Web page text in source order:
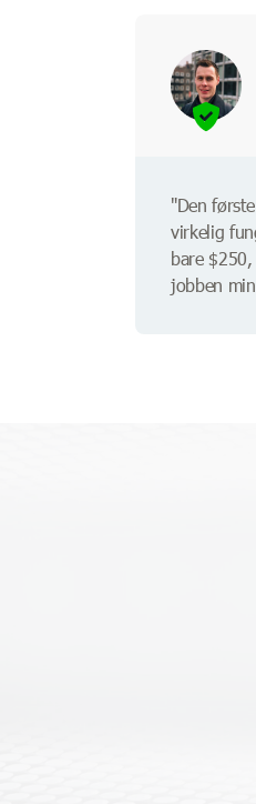
"Den
virkelig
bare
jobben